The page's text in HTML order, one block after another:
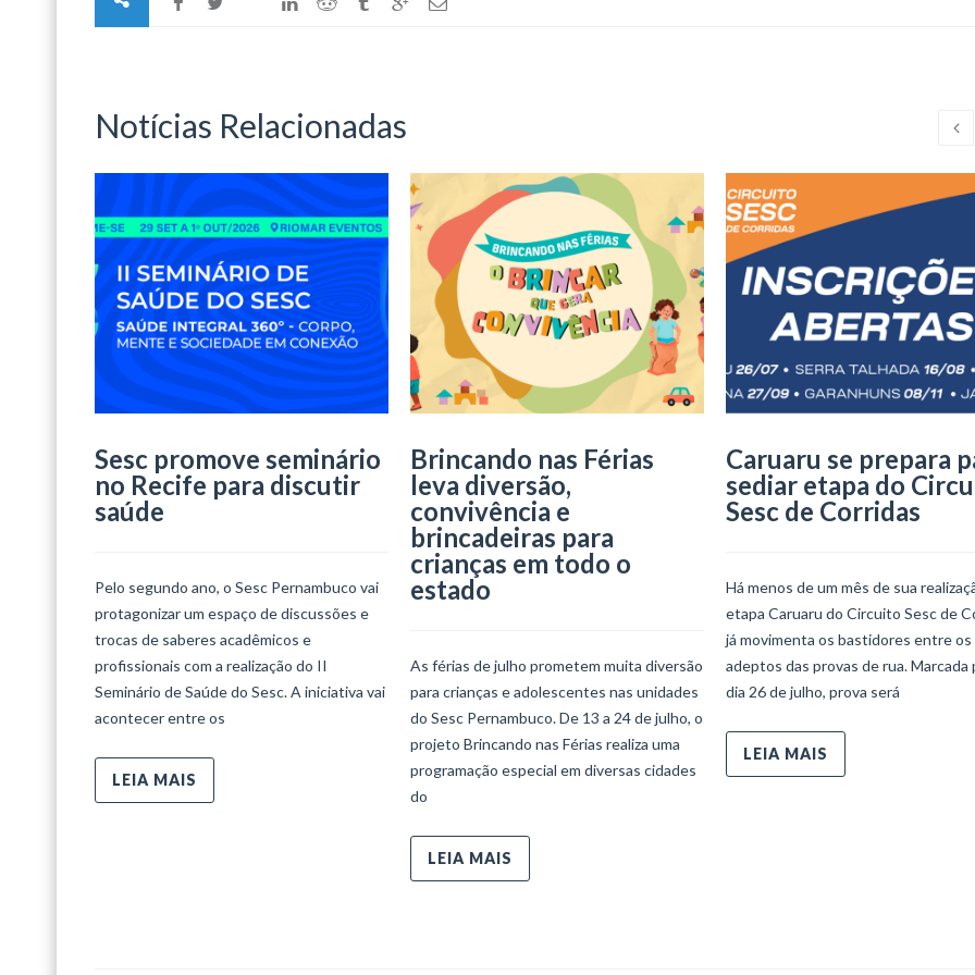
Notícias Relacionadas
Sesc promove seminário
no Recife para discutir
saúde
Pelo segundo ano, o Sesc Pernambuco vai
protagonizar um espaço de discussões e
trocas de saberes acadêmicos e
profissionais com a realização do II
Seminário de Saúde do Sesc. A iniciativa vai
acontecer entre os
LEIA MAIS
Brincando nas Férias
leva diversão,
convivência e
brincadeiras para
crianças em todo o
estado
As férias de julho prometem muita diversão
para crianças e adolescentes nas unidades
do Sesc Pernambuco. De 13 a 24 de julho, o
projeto Brincando nas Férias realiza uma
programação especial em diversas cidades
do
LEIA MAIS
Caruaru se prepara
sediar etapa do
Sesc de Corridas
Há menos de um mês de sua
etapa Caruaru do Circuito Sesc de
já movimenta os bastidores entre os
adeptos das provas de rua. Marcada
dia 26 de julho, prova será
LEIA MAIS